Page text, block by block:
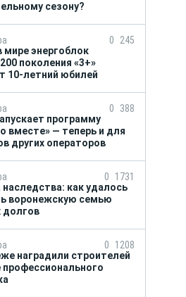
сезону?
0
245
мире энергоблок
поколения «3+»
10-летний юбилей
0
388
программу
вместе» — теперь и для
других операторов
0
1731
как удалось
воронежскую семью
долгов
0
1208
наградили строителей
профессионального